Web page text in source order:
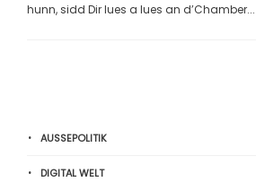
hunn, sidd Dir lues a lues an d’Chamber...
AUSSEPOLITIK
DIGITAL WELT